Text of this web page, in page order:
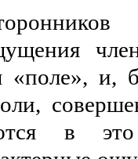
«поле»,
в